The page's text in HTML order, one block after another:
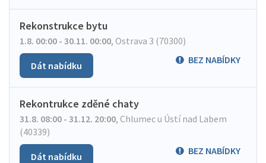
Rekonstrukce bytu
1.8. 00:00 - 30.11. 00:00, Ostrava 3 (70300)
BEZ NABÍDKY
Dát nabídku
Rekontrukce zděné chaty
31.8. 08:00 - 31.12. 20:00, Chlumec u Ústí nad Labem
(40339)
BEZ NABÍDKY
Dát nabídku